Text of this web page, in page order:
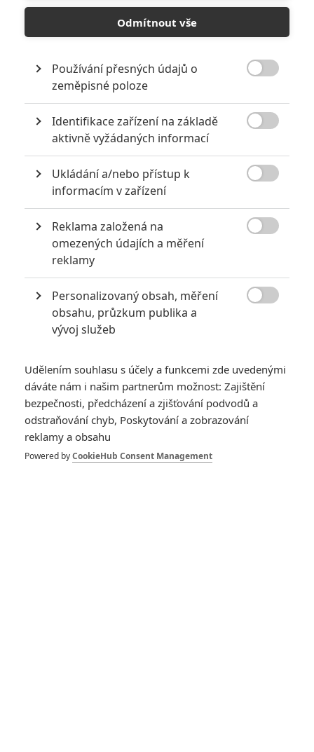
5
Recenze: Záhada strašidelného
zámku úroveň štědrovečerních
8 Recenze: Občanská válka
6
Recenze: Godzilla x Kong: Nové
impérium
8 Recenze: Opičí muž
POSLEDNÍ KOMENTOVANÉ
3ČLÁNEK | 01.08.2026 16:40
Marvel nečekaně zrušil již schválené pokračování
1 ČLÁNEK | 30.07.2026 20:14
Děti krve a kostí: Regulérní trailer představuje akční fantasy
dobrodružství s vůní Afriky
1ČLÁNEK | 30.07.2026 12:31
Spider-Man: Zbrusu nový den – Podle recenzí máme čekat
překvapivě emotivní a osobní film
Odmítnout vše
Používání přesných údajů o
zeměpisné poloze
Identifikace zařízení na základě
aktivně vyžádaných informací
Ukládání a/nebo přístup k
informacím v zařízení
Reklama založená na
omezených údajích a měření
reklamy
Personalizovaný obsah, měření
obsahu, průzkum publika a
vývoj služeb
Udělením souhlasu s účely a funkcemi zde uvedenými
dáváte nám i našim partnerům možnost: Zajištění
bezpečnosti, předcházení a zjišťování podvodů a
odstraňování chyb, Poskytování a zobrazování
reklamy a obsahu
Powered byCookieHub Consent Management